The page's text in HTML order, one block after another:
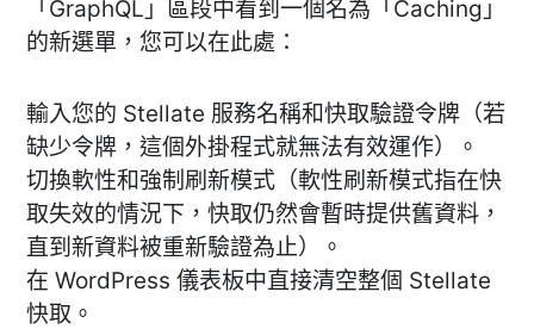
「GraphQL」區段中看到一個名為「Caching」
的新選單，您可以在此處：
輸入您的 Stellate 服務名稱和快取驗證令牌（若
缺少令牌，這個外掛程式就無法有效運作）。
切換軟性和強制刷新模式（軟性刷新模式指在快
取失效的情況下，快取仍然會暫時提供舊資料，
直到新資料被重新驗證為止）。
在 WordPress 儀表板中直接清空整個 Stellate
快取。